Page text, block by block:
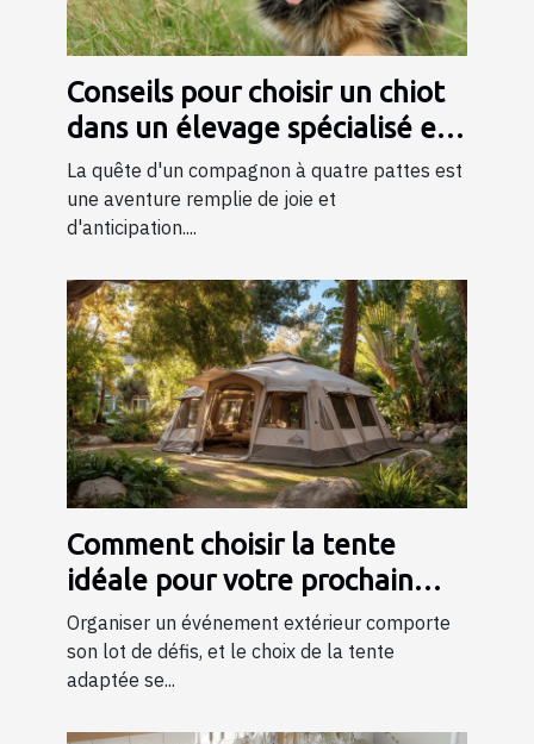
Conseils pour choisir un chiot
dans un élevage spécialisé en
bergers
La quête d'un compagnon à quatre pattes est
une aventure remplie de joie et
d'anticipation....
Comment choisir la tente
idéale pour votre prochain
événement ?
Organiser un événement extérieur comporte
son lot de défis, et le choix de la tente
adaptée se...